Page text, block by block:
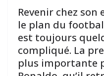
Revenir chez son
le plan du
est toujours
compliqué. La
plus importante